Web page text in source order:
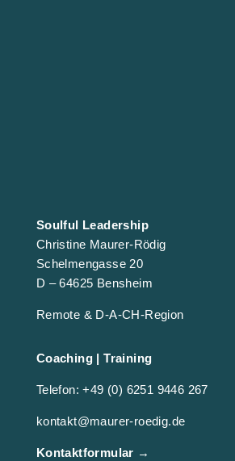
Soulful Leadership
Christine Maurer-Rödig
Schelmengasse 20
D – 64625 Bensheim
Remote & D-A-CH-Region
Coaching | Training
Telefon: +49 (0) 6251 9446 267
kontakt@maurer-roedig.de
Kontaktformular →